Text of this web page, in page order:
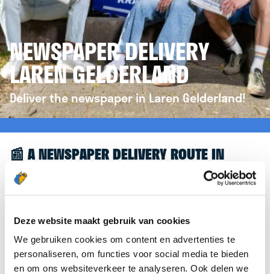
Deze website maakt gebruik van cookies
We gebruiken cookies om content en advertenties te
personaliseren, om functies voor social media te bieden
en om ons websiteverkeer te analyseren. Ook delen we
NEWSPAPER DELIVERY
LAREN GELDERLAND
Deliver the newspaper in Laren Gelderland!
📰 A NEWSPAPER DELIVERY ROUTE IN
LAREN GELDERLAND
Great to see you're interested in a newspaper
further, we’d like to refer you to the
krantenbezorgen.nl website. There, you can easily
sign up to deliver newspapers in Laren Gelderland.